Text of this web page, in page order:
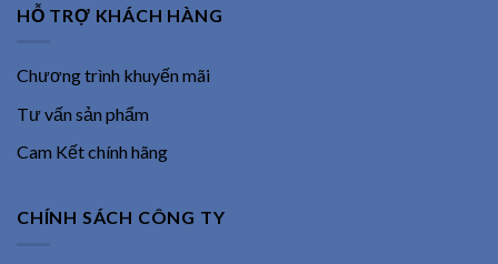
HỖ TRỢ KHÁCH HÀNG
Chương trình khuyến mãi
Tư vấn sản phẩm
Cam Kết chính hãng
CHÍNH SÁCH CÔNG TY